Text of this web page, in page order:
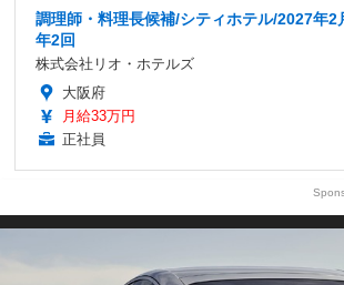
調理師・料理長候補/シティホテル/2027年2
年2回
株式会社リオ・ホテルズ
大阪府
月給33万円
正社員